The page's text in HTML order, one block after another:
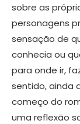
sobre as
personagens
sensação de
conhecia ou
para onde ir,
sentido, ainda
começo do
uma reflexão